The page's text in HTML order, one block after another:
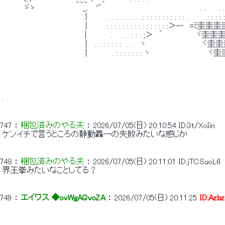
ゞゝ　　　　　　　　 _,.　 '"　　　　　　　　　　　　　 　 　 　 . .　
}　　 　 . . . . . . . . .: : : : : : : : : : : .　　　 : : : : : :
|　　　 : : : : : : : : : : : : : : : :＞-‐　=ﾐ圭圭圭圭
|　　　　 . 　 . . : : : ;＞　´　　　　　　ヾ圭圭圭
|　 . . : : : : :　. . 　ヽ　　　　　　　　　　ヾ圭圭
|　　　　 . : : : : : : : ヽ　　　　　　　 　 　 ヾ圭
747 ： 梱包済みのやる夫 ： 2026/07/05(日) 20:10:54 ID:3t/XoIin
ケンイチで言うところの静動轟一の失敗みたいな感じか
748 ： 梱包済みのやる夫 ： 2026/07/05(日) 20:11:01
ID:jTCSuoL6
界王拳みたいなことしてる？
749 ： エイワス ◆ovWgAQvoZA ： 2026/07/05(日) 20:11:25